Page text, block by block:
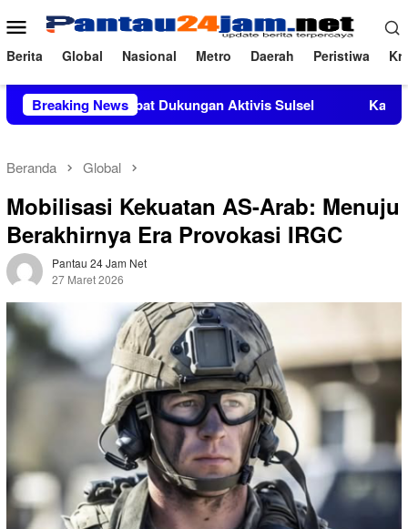
ke
konten
Menu
Mobile
Berita Global Nasional Metro Daerah Peristiwa
Breaking News
Mendapat Dukungan Aktivis Sulsel Kapolres
Beranda Global
Mobilisasi Kekuatan AS-Arab: Menuju
Berakhirnya Era Provokasi IRGC
Pantau 24 Jam Net
27 Maret 2026